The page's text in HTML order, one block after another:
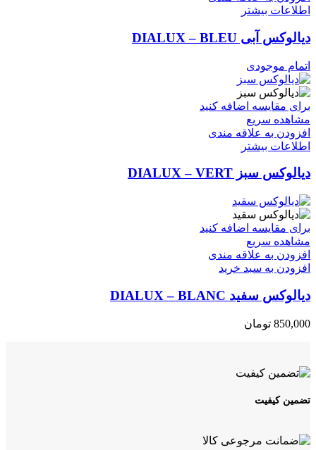
اطلاعات بیشتر
دیالوکس آبی DIALUX – BLEU
اتمام موجودی
برای مقایسه اضافه کنید
مشاهده سریع
افزودن به علاقه مندی
اطلاعات بیشتر
دیالوکس سبز DIALUX – VERT
برای مقایسه اضافه کنید
مشاهده سریع
افزودن به علاقه مندی
افزودن به سبد خرید
دیالوکس سفید DIALUX – BLANC
850,000 تومان
تضمین کیفیت